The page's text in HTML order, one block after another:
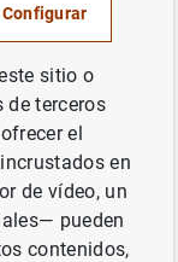
en la
Texto (18
en la
Cuadros (14
Configurar
sitio o
de terceros
el
en
de vídeo, un
pueden
contenidos,